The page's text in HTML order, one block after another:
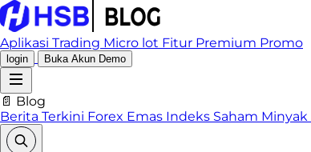
Aplikasi Trading Micro lot Fitur Premium Promo
login Buka Akun Demo
📄 Blog
Berita Terkini Forex Emas Indeks Saham Minyak